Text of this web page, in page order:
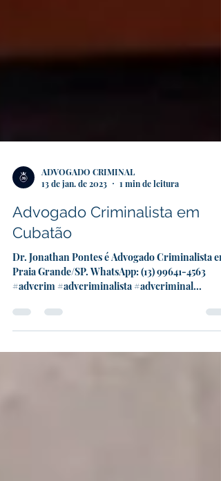
13 de jan. de 2023
1 min de leitura
Advogado Criminalista em
Cubatão
Dr. Jonathan Pontes é Advogado Criminalista em
#advcrim #advcriminalista #advcriminal...